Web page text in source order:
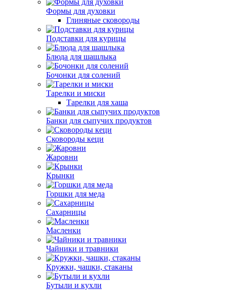
Формы для духовки
Глиняные сковороды
Подставки для курицы
Блюда для шашлыка
Бочонки для солений
Тарелки и миски
Тарелки для хаша
Банки для сыпучих продуктов
Сковороды кеци
Жаровни
Крынки
Горшки для меда
Сахарницы
Масленки
Чайники и травники
Кружки, чашки, стаканы
Бутыли и кухли